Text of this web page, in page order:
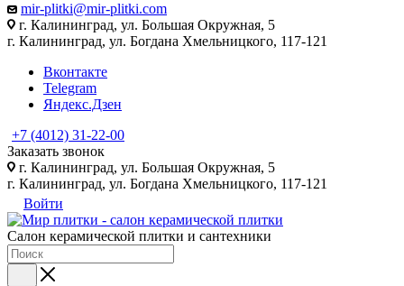
mir-plitki@mir-plitki.com
г. Калининград, ул. Большая Окружная, 5
г. Калининград, ул. Богдана Хмельницкого, 117-121
Вконтакте
Telegram
Яндекс.Дзен
+7 (4012) 31-22-00
Заказать звонок
г. Калининград, ул. Большая Окружная, 5
г. Калининград, ул. Богдана Хмельницкого, 117-121
Войти
Салон керамической плитки и сантехники